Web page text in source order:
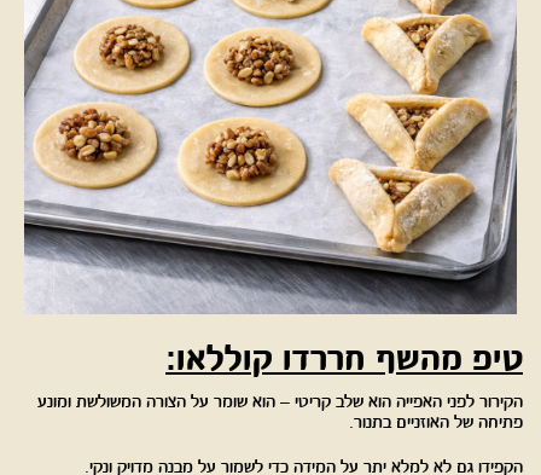
טיפ מהשף חררדו קוללאו:
הקירור לפני האפייה הוא שלב קריטי – הוא שומר על הצורה המשולשת ומונע
פתיחה של האוזניים בתנור.
הקפידו גם לא למלא יתר על המידה כדי לשמור על מבנה מדויק ונקי.